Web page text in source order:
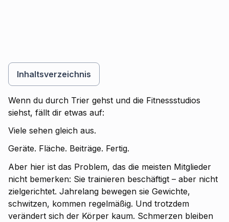
Inhaltsverzeichnis
Wenn du durch Trier gehst und die Fitnessstudios
siehst, fällt dir etwas auf:
Viele sehen gleich aus.
Geräte. Fläche. Beiträge. Fertig.
Aber hier ist das Problem, das die meisten Mitglieder
nicht bemerken: Sie trainieren beschäftigt – aber nicht
zielgerichtet. Jahrelang bewegen sie Gewichte,
schwitzen, kommen regelmäßig. Und trotzdem
verändert sich der Körper kaum. Schmerzen bleiben